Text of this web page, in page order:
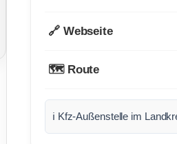
🔗 Webseite
🗺️ Route
ℹ️ Kfz-Außenstelle im